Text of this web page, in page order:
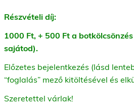
Részvételi díj:
1000 Ft, + 500 Ft a
sajátod).
Előzetes bejelentkezés (lásd
“foglalás” mező kitöltésével és
Szeretettel várlak!